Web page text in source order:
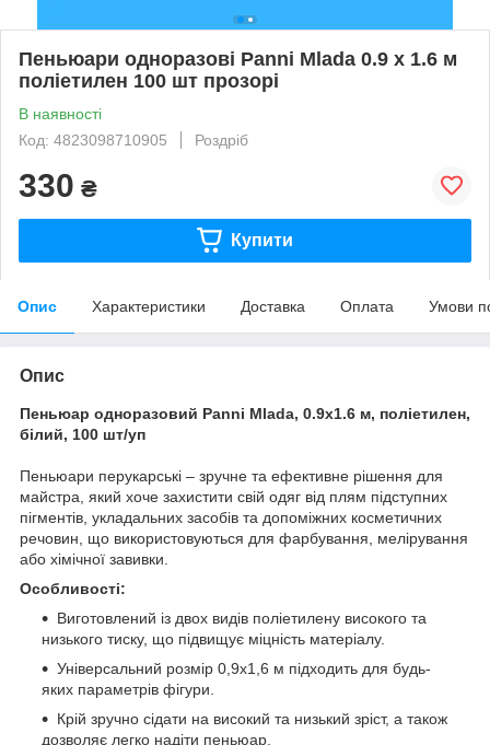
Пеньюари одноразові Panni Mlada 0.9 х 1.6 м
поліетилен 100 шт прозорі
В наявності
Код: 4823098710905
Роздріб
330 ₴
Купити
Опис Характеристики Доставка Оплата Умови
Опис
Пеньюар одноразовий Panni Mlada, 0.9х1.6 м, поліетилен,
білий, 100 шт/уп
Пеньюари перукарські – зручне та ефективне рішення для
майстра, який хоче захистити свій одяг від плям підступних
пігментів, укладальних засобів та допоміжних косметичних
речовин, що використовуються для фарбування, мелірування
або хімічної завивки.
Особливості:
Виготовлений із двох видів поліетилену високого та
низького тиску, що підвищує міцність матеріалу.
Універсальний розмір 0,9х1,6 м підходить для будь-
яких параметрів фігури.
Крій зручно сідати на високий та низький зріст, а також
дозволяє легко надіти пеньюар.